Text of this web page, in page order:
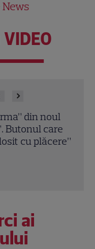
News
din noul
Butonul care
cu plăcere”
ai